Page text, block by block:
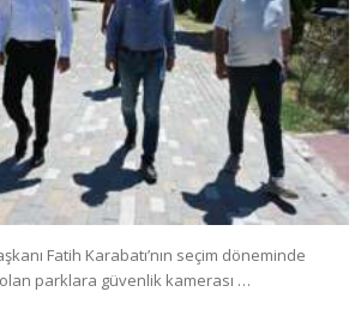
Fatih Karabatı’nın seçim döneminde
parklara güvenlik kamerası …